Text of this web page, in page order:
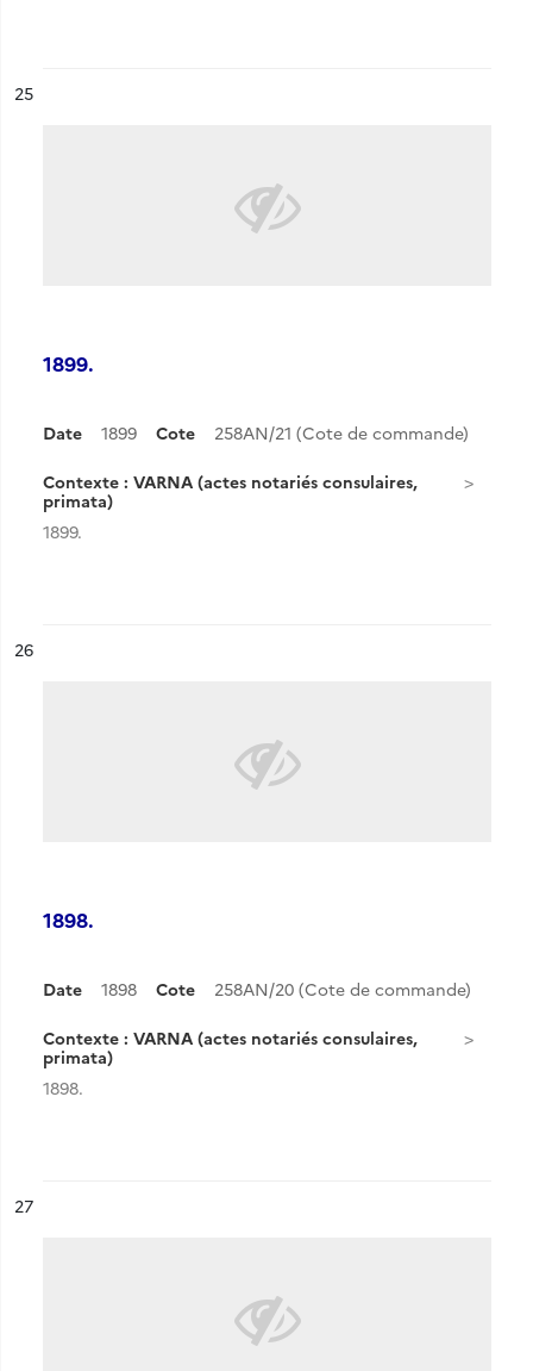
n°
25
1899.
Date 1899 Cote 258AN/21 (Cote de commande)
Contexte : VARNA (actes notariés consulaires,
primata)
1899.
n°
26
1898.
Date 1898 Cote 258AN/20 (Cote de commande)
Contexte : VARNA (actes notariés consulaires,
primata)
1898.
n°
27